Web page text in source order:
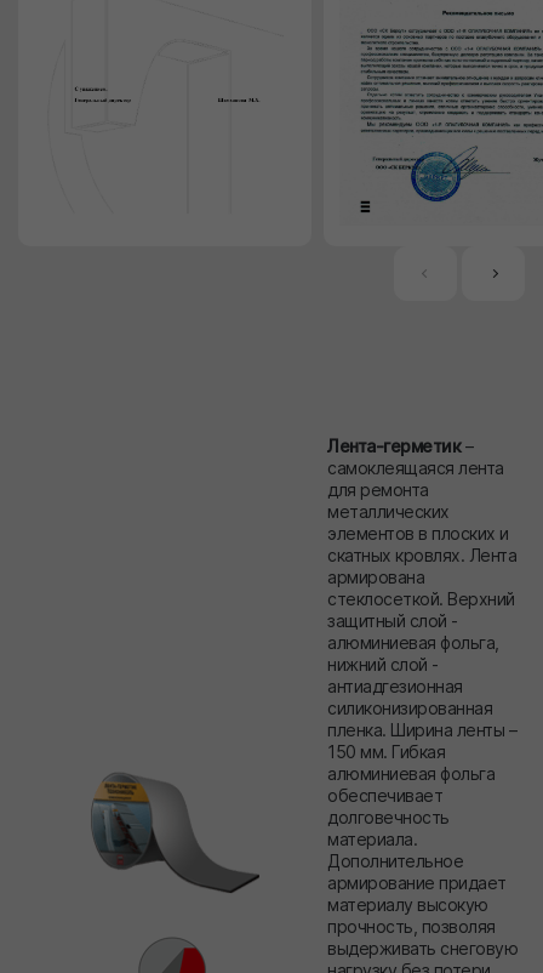
Лента-герметик–
самоклеящаяся лента
для ремонта
металлических
элементов в плоских и
скатных кровлях. Лента
армирована
стеклосеткой. Верхний
защитный слой -
алюминиевая фольга,
нижний слой -
антиадгезионная
силиконизированная
пленка. Ширина ленты –
150 мм. Гибкая
алюминиевая фольга
обеспечивает
долговечность
материала.
Дополнительное
армирование придает
материалу высокую
прочность, позволяя
выдерживать снеговую